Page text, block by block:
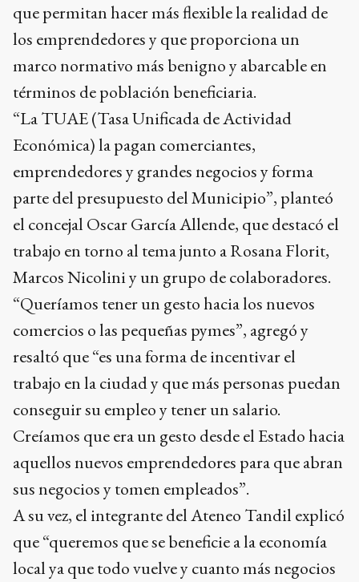
que permitan hacer más flexible la realidad de
los emprendedores y que proporciona un
marco normativo más benigno y abarcable en
términos de población beneficiaria.
“La TUAE (Tasa Unificada de Actividad
Económica) la pagan comerciantes,
emprendedores y grandes negocios y forma
parte del presupuesto del Municipio”, planteó
el concejal Oscar García Allende, que destacó el
trabajo en torno al tema junto a Rosana Florit,
Marcos Nicolini y un grupo de colaboradores.
“Queríamos tener un gesto hacia los nuevos
comercios o las pequeñas pymes”, agregó y
resaltó que “es una forma de incentivar el
trabajo en la ciudad y que más personas puedan
conseguir su empleo y tener un salario.
Creíamos que era un gesto desde el Estado hacia
aquellos nuevos emprendedores para que abran
sus negocios y tomen empleados”.
A su vez, el integrante del Ateneo Tandil explicó
que “queremos que se beneficie a la economía
local ya que todo vuelve y cuanto más negocios